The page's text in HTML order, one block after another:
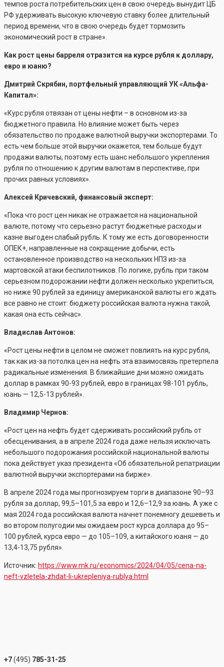
темпов роста потребительских цен в свою очередь вынудит ЦБ
РФ удерживать высокую ключевую ставку более длительный
период времени, что в свою очередь будет тормозить
экономический рост в стране».
Как рост цены барреля отразится на курсе рубля к доллару,
евро и юаню?
Дмитрий Скрябин, портфельный управляющий УК «Альфа-
Капитал»:
«Курс рубля отвязан от цены нефти – в основном из-за
бюджетного правила. Но влияние может быть через
обязательство по продаже валютной выручки экспортерами. То
есть чем больше этой выручки окажется, тем больше будут
продажи валюты, поэтому есть шанс небольшого укрепления
рубля по отношению к другим валютам в перспективе, при
прочих равных условиях».
Алексей Кричевский, финансовый эксперт:
«Пока что рост цен никак не отражается на национальной
валюте, потому что серьезно растут бюджетные расходы и
казне выгоден слабый рубль. К тому же есть договоренности
ОПЕК+, направленные на сокращение добычи, есть
остановленное производство на нескольких НПЗ из-за
мартовской атаки беспилотников. По логике, рубль при таком
серьезном подорожании нефти должен несколько укрепиться,
но ниже 90 рублей за единицу американской валюты его ждать
все равно не стоит: бюджету российская валюта нужна такой,
какая она есть сейчас».
Владислав Антонов:
«Рост цены нефти в целом не сможет повлиять на курс рубля,
так как из-за потолка цен на нефть эта взаимосвязь претерпела
радикальные изменения. В ближайшие дни можно ожидать
доллар в рамках 90-93 рублей, евро в границах 98-101 рубль,
юань — 12,5-13 рублей».
Владимир Чернов:
«Рост цен на нефть будет сдерживать российский рубль от
обесценивания, а в апреле 2024 года даже нельзя исключать
небольшого подорожания российской национальной валюты
пока действует указ президента «Об обязательной репатриации
валютной выручки экспортерами на бирже».
В апреле 2024 года мы прогнозируем торги в диапазоне 90–93
рубля за доллар, 99,5–101,5 за евро и 12,6–12,9 за юань. А уже с
мая 2024 года российская валюта начнет понемногу дешеветь и
во втором полугодии мы ожидаем рост курса доллара до 95–
100 рублей, курса евро — до 105–109, а китайского юаня — до
13,4-13,75 рубля».
Источник: https://www.mk.ru/economics/2024/04/05/cena-na-
neft-vzletela-zhdat-li-ukrepleniya-rublya.html
+7(495) 785-31-25